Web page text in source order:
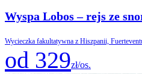
Wyspa Lobos – rejs ze
Wycieczka fakultatywna z Hiszpanii,
od 329zł/os.